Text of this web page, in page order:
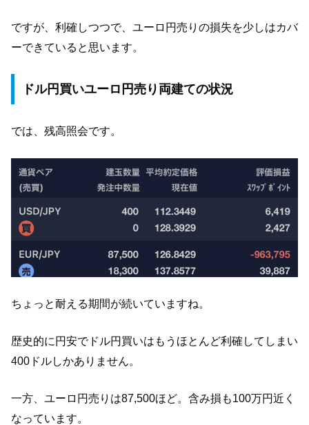
ですが、利確しつつで、ユーロ円売りの損失を少しはカバ
ーできていると思います。
ドル円買いユーロ円売り両建ての状況
では、残高照会です。
ちょっと耐える期間が続いていますね。
歴史的に円安でドル円買いはもうほとんど利確してしまい
400ドルしかありません。
一方、ユーロ円売りは87,500ほど。含み損も100万円近く
なっています。